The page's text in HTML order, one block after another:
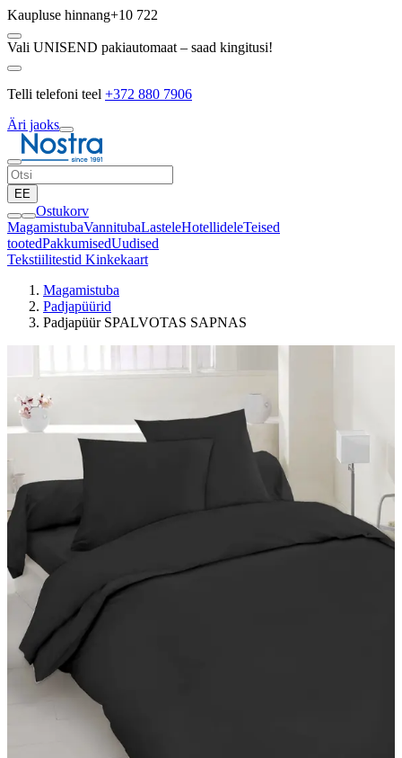
Kaupluse hinnang+10 722
Vali UNISEND pakiautomaat – saad kingitusi!
Telli telefoni teel +372 880 7906
Äri jaoks
EE
Ostukorv
MagamistubaVannitubaLasteleHotellideleTeised
tootedPakkumisedUudised
Tekstiilitestid Kinkekaart
Magamistuba
Padjapüürid
Padjapüür SPALVOTAS SAPNAS